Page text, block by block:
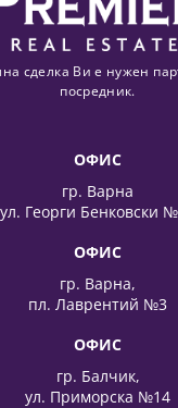
сделка Ви е нужен
посредник.
ОФИС
гр. Варна
ул. Георги Бенковски
ОФИС
гр. Варна,
пл. Лаврентий №3
ОФИС
гр. Балчик,
ул. Приморска №14